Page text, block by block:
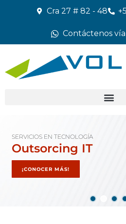
Cra 27 # 82 - 48
Contáctenos
SERVICIOS EN TECNOLOGÍA
Outsorcing IT
¡CONOCER MÁS!